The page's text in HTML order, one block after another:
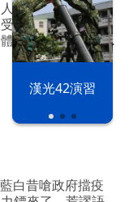
漢光42演習
有一人求助身心
受災戶 集體心理
制代罪羊」 防
奈趨勢？耗竭殆
社工消失中
白昔嗆政府擋疫